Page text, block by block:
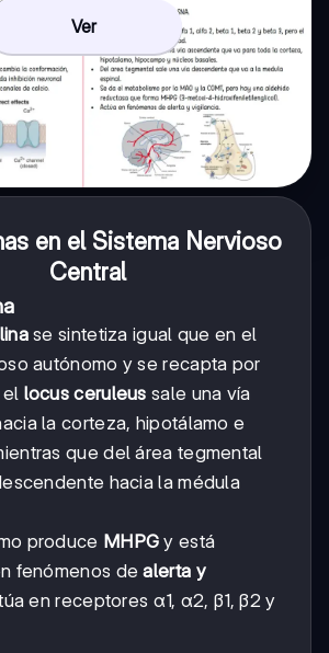
Ver
en el Sistema Nervioso
Central
se sintetiza igual que en el
autónomo y se recapta por
locus ceruleus sale una vía
la corteza, hipotálamo e
que del área tegmental
hacia la médula
produce MHPG y está
fenómenos dealerta y
en receptores α1, α2, β1, β2 y